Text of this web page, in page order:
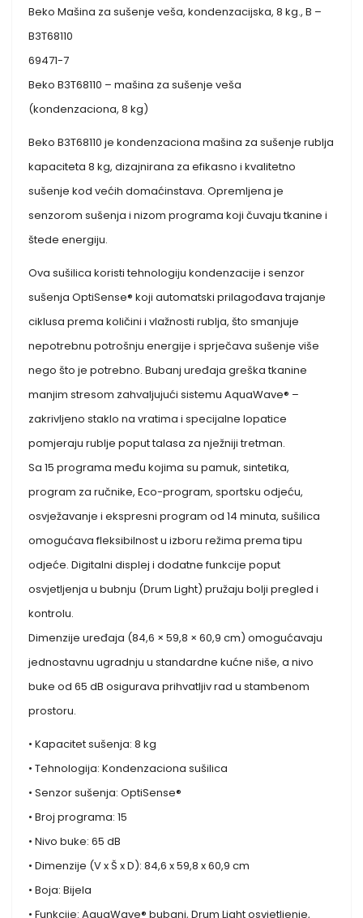
Beko Mašina za sušenje veša, kondenzacijska, 8 kg., B –
B3T68110
69471-7
Beko B3T68110 – mašina za sušenje veša
(kondenzaciona, 8 kg)
Beko B3T68110 je kondenzaciona mašina za sušenje rublja
kapaciteta 8 kg, dizajnirana za efikasno i kvalitetno
sušenje kod većih domaćinstava. Opremljena je
senzorom sušenja i nizom programa koji čuvaju tkanine i
štede energiju.
Ova sušilica koristi tehnologiju kondenzacije i senzor
sušenja OptiSense® koji automatski prilagođava trajanje
ciklusa prema količini i vlažnosti rublja, što smanjuje
nepotrebnu potrošnju energije i sprječava sušenje više
nego što je potrebno. Bubanj uređaja greška tkanine
manjim stresom zahvaljujući sistemu AquaWave® –
zakrivljeno staklo na vratima i specijalne lopatice
pomjeraju rublje poput talasa za nježniji tretman.
Sa 15 programa među kojima su pamuk, sintetika,
program za ručnike, Eco-program, sportsku odjeću,
osvježavanje i ekspresni program od 14 minuta, sušilica
omogućava fleksibilnost u izboru režima prema tipu
odjeće. Digitalni displej i dodatne funkcije poput
osvjetljenja u bubnju (Drum Light) pružaju bolji pregled i
kontrolu.
Dimenzije uređaja (84,6 × 59,8 × 60,9 cm) omogućavaju
jednostavnu ugradnju u standardne kućne niše, a nivo
buke od 65 dB osigurava prihvatljiv rad u stambenom
prostoru.
• Kapacitet sušenja: 8 kg
• Tehnologija: Kondenzaciona sušilica
• Senzor sušenja: OptiSense®
• Broj programa: 15
• Nivo buke: 65 dB
• Dimenzije (V x Š x D): 84,6 x 59,8 x 60,9 cm
• Boja: Bijela
• Funkcije: AquaWave® bubanj, Drum Light osvjetljenje,